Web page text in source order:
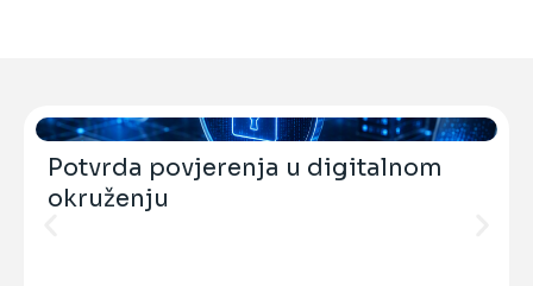
Potvrda povjerenja u digitalnom
okruženju